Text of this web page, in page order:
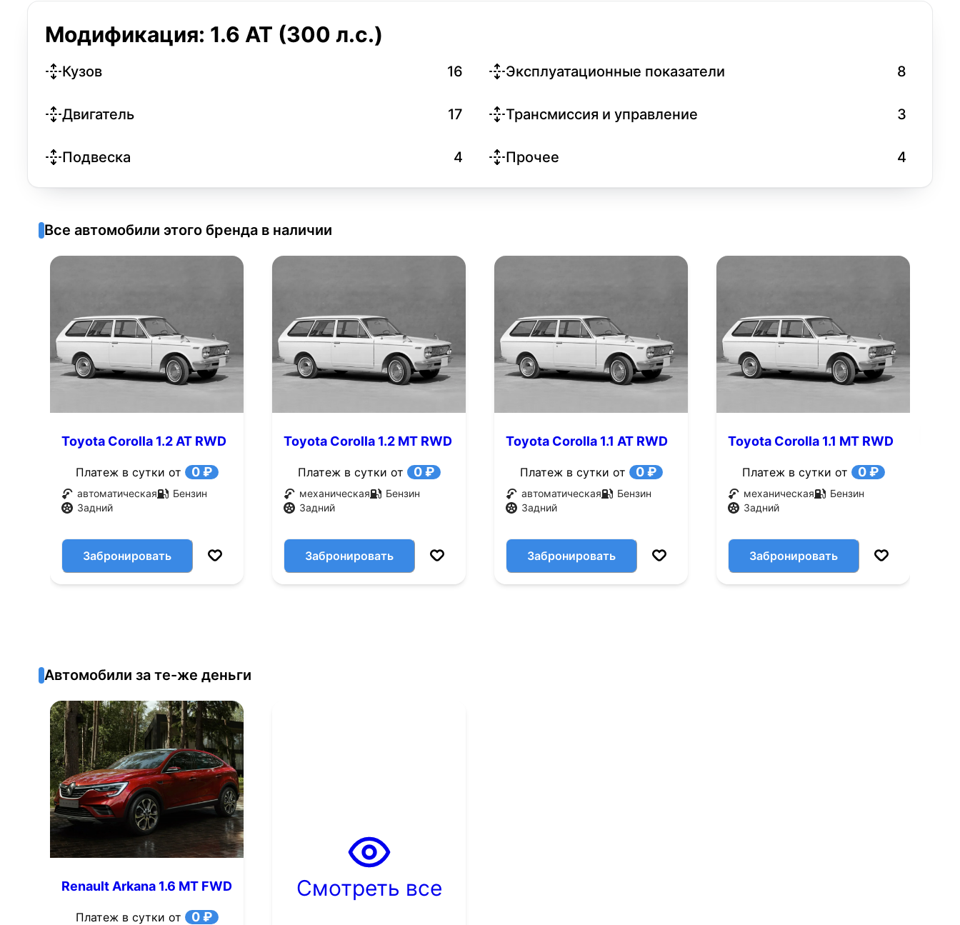
Модификация: 1.6 AT (300 л.с.)
Кузов 16 Эксплуатационные показатели 8
Двигатель 17 Трансмиссия и управление 3
Подвеска 4 Прочее 4
Все автомобили этого бренда в наличии
Toyota Corolla 1.2 AT RWD
Платеж в сутки от 0 ₽
автоматическая
Бензин
Задний
Забронировать
Toyota Corolla 1.2 MT RWD
Платеж в сутки от 0 ₽
механическая
Бензин
Задний
Забронировать
Toyota Corolla 1.1 AT RWD
Платеж в сутки от 0 ₽
автоматическая
Бензин
Задний
Забронировать
Toyota Corolla 1.1 MT RWD
Платеж в сутки от 0 ₽
механическая
Бензин
Задний
Забронировать
Автомобили за те-же деньги
Renault Arkana 1.6 MT FWD
Платеж в сутки от 0 ₽
Смотреть все